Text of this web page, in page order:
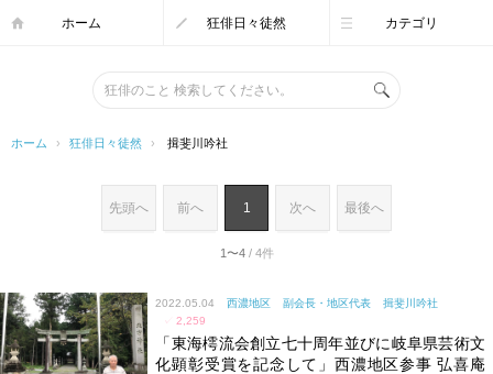
ホーム 狂俳日々徒然 カテゴリ
ホーム › 狂俳日々徒然 › 揖斐川吟社
先頭へ 前へ 1 次へ 最後へ
1〜4/ 4件
2022.05.04 西濃地区 副会長・地区代表
揖斐川吟社
✓
2,259
「東海樗流会創立七十周年並びに岐阜県芸術文
化顕彰受賞を記念して」西濃地区参事 弘喜庵